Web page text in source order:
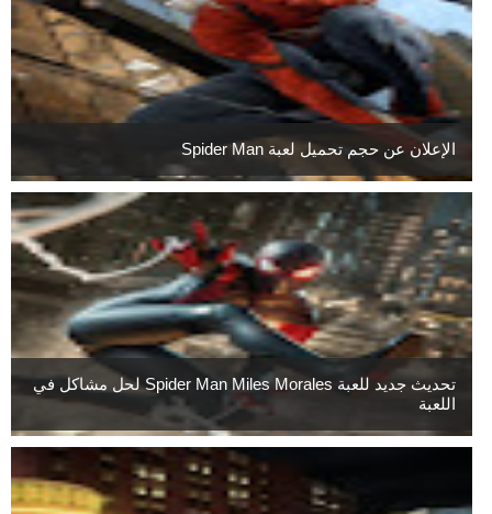
الإعلان عن حجم تحميل لعبة Spider Man
تحديث جديد للعبة Spider Man Miles Morales لحل مشاكل في
اللعبة